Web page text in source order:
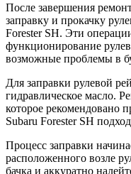
После завершения
заправку и прокачку
Forester SH. Эти
функционирование
возможные проблемы в
Для заправки рулевой
гидравлическое масло.
которое рекомендовано
Subaru Forester SH
Процесс заправки
расположенного возле
бачка и аккуратно